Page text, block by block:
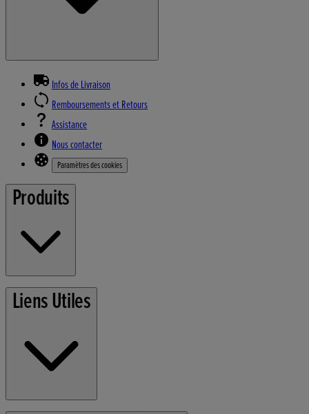
Infos de Livraison
Remboursements et Retours
Assistance
Nous contacter
Paramètres des cookies
Produits
Tondeuses
Outils de Jardin
Liens Utiles